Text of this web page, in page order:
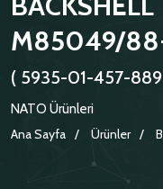
M85049/
( 5935-01-457-
NATO Ürünleri
Ana Sayfa
Ürünler
SERTIFIKALAR
POLITIKALARIMIZ
BILGI GÜVENLIĞI
ADAPTÖRLER
KORUMA KAPAKLARI
KRIMP KONTAKLAR